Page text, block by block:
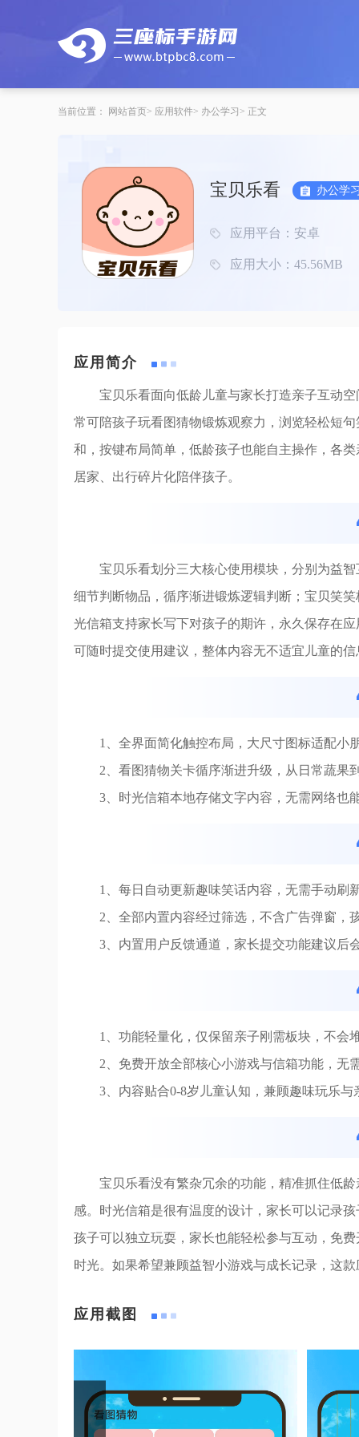
当前位置： 网站首页 应用软件 办公学习 正文
宝贝乐看 办公学
应用平台：安卓
应用大小：45.56MB
应用简介
宝贝乐看面向低龄儿童与家长打造亲子互动
常可陪孩子玩看图猜物锻炼观察力，浏览轻松短
和，按键布局简单，低龄孩子也能自主操作，各
居家、出行碎片化陪伴孩子。
宝贝乐看划分三大核心使用模块，分别为益
细节判断物品，循序渐进锻炼逻辑判断；宝贝笑
光信箱支持家长写下对孩子的期许，永久保存在
可随时提交使用建议，整体内容无不适宜儿童的
1、全界面简化触控布局，大尺寸图标适配小
2、看图猜物关卡循序渐进升级，从日常蔬果
3、时光信箱本地存储文字内容，无需网络也
1、每日自动更新趣味笑话内容，无需手动刷
2、全部内置内容经过筛选，不含广告弹窗，
3、内置用户反馈通道，家长提交功能建议后
1、功能轻量化，仅保留亲子刚需板块，不会
2、免费开放全部核心小游戏与信箱功能，无
3、内容贴合0-8岁儿童认知，兼顾趣味玩乐
宝贝乐看没有繁杂冗余的功能，精准抓住低
感。时光信箱是很有温度的设计，家长可以记录
孩子可以独立玩耍，家长也能轻松参与互动，免
时光。如果希望兼顾益智小游戏与成长记录，这
应用截图